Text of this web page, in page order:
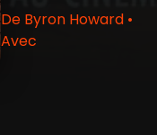
De Byron Howard •
Avec